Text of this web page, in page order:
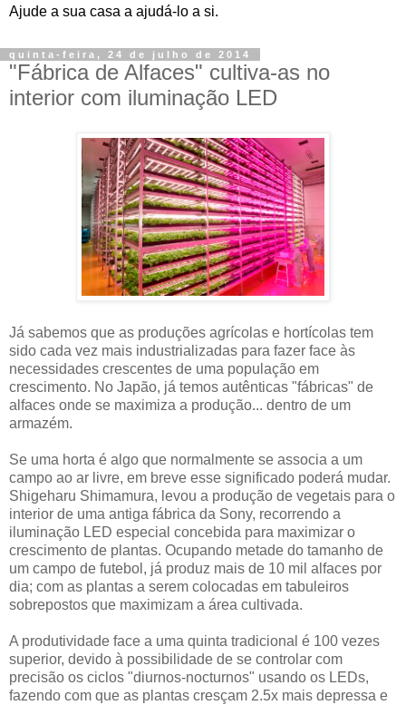
Ajude a sua casa a ajudá-lo a si.
quinta-feira, 24 de julho de 2014
"Fábrica de Alfaces" cultiva-as no
interior com iluminação LED
Já sabemos que as produções agrícolas e hortícolas tem
sido cada vez mais industrializadas para fazer face às
necessidades crescentes de uma população em
crescimento. No Japão, já temos autênticas "fábricas" de
alfaces onde se maximiza a produção... dentro de um
armazém.
Se uma horta é algo que normalmente se associa a um
campo ao ar livre, em breve esse significado poderá mudar.
Shigeharu Shimamura, levou a produção de vegetais para o
interior de uma antiga fábrica da Sony, recorrendo a
iluminação LED especial concebida para maximizar o
crescimento de plantas. Ocupando metade do tamanho de
um campo de futebol, já produz mais de 10 mil alfaces por
dia; com as plantas a serem colocadas em tabuleiros
sobrepostos que maximizam a área cultivada.
A produtividade face a uma quinta tradicional é 100 vezes
superior, devido à possibilidade de se controlar com
precisão os ciclos "diurnos-nocturnos" usando os LEDs,
fazendo com que as plantas cresçam 2.5x mais depressa e